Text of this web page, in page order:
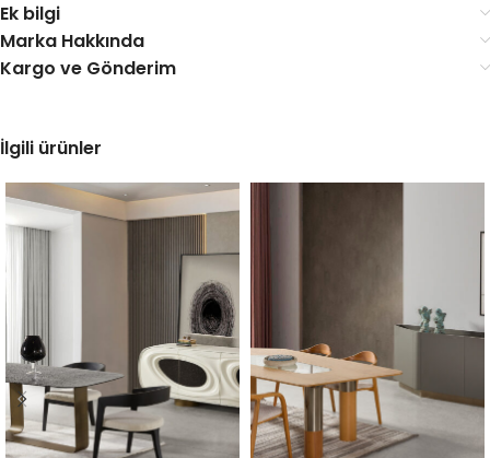
Ek bilgi
Marka Hakkında
Kargo ve Gönderim
İlgili ürünler